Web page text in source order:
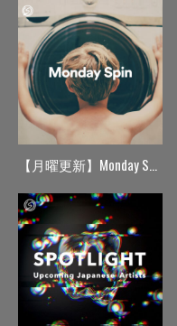
【月曜更新】Monday Spin